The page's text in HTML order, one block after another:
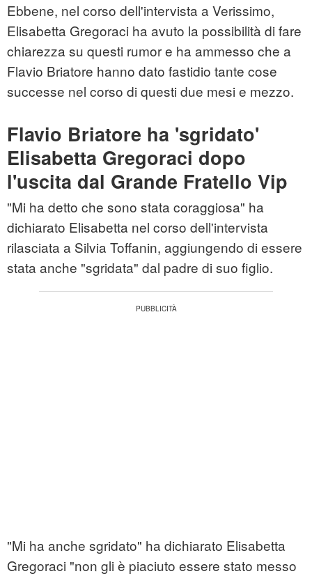
Ebbene, nel corso dell'intervista a Verissimo,
Elisabetta Gregoraci ha avuto la possibilità di fare
chiarezza su questi rumor e ha ammesso che a
Flavio Briatore hanno dato fastidio tante cose
successe nel corso di questi due mesi e mezzo.
Flavio Briatore ha 'sgridato'
Elisabetta Gregoraci dopo
l'uscita dal Grande Fratello Vip
"Mi ha detto che sono stata coraggiosa" ha
dichiarato Elisabetta nel corso dell'intervista
rilasciata a Silvia Toffanin, aggiungendo di essere
stata anche "sgridata" dal padre di suo figlio.
"Mi ha anche sgridato" ha dichiarato Elisabetta
Gregoraci "non gli è piaciuto essere stato messo